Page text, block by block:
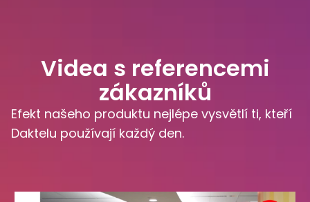
Videa s referencemi
zákazníků
Efekt našeho produktu nejlépe vysvětlí ti, kteří
Daktelu používají každý den.